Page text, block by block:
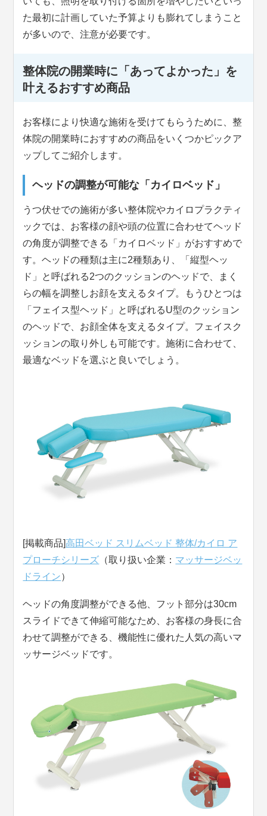
た最初に計画していた予算よりも膨れてしまうこと
が多いので、注意が必要です。
整体院の開業時に「あってよかった」を
叶えるおすすめ商品
お客様により快適な施術を受けてもらうために、整
体院の開業時におすすめの商品をいくつかピックア
ップしてご紹介します。
ヘッドの調整が可能な「カイロベッド」
うつ伏せでの施術が多い整体院やカイロプラクティ
ックでは、お客様の顔や頭の位置に合わせてヘッド
の角度が調整できる「カイロベッド」がおすすめで
す。ヘッドの種類は主に2種類あり、「縦型ヘッ
ド」と呼ばれる2つのクッションのヘッドで、まく
らの幅を調整しお顔を支えるタイプ。もうひとつは
「フェイス型ヘッド」と呼ばれるU型のクッション
のヘッドで、お顔全体を支えるタイプ。フェイスク
ッションの取り外しも可能です。施術に合わせて、
最適なベッドを選ぶと良いでしょう。
[掲載商品]高田ベッド スリムベッド 整体/カイロ ア
プローチシリーズ （取り扱い企業： マッサージベッ
ドライン）
ヘッドの角度調整ができる他、フット部分は30cm
スライドできて伸縮可能なため、お客様の身長に合
わせて調整ができる、機能性に優れた人気の高いマ
ッサージベッドです。